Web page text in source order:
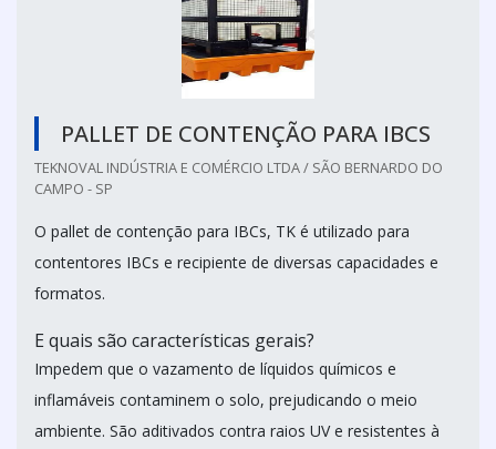
PALLET DE CONTENÇÃO PARA IBCS
TEKNOVAL INDÚSTRIA E COMÉRCIO LTDA / SÃO BERNARDO DO
CAMPO - SP
O pallet de contenção para IBCs, TK é utilizado para
contentores IBCs e recipiente de diversas capacidades e
formatos.
E quais são características gerais?
Impedem que o vazamento de líquidos químicos e
inflamáveis contaminem o solo, prejudicando o meio
ambiente. São aditivados contra raios UV e resistentes à